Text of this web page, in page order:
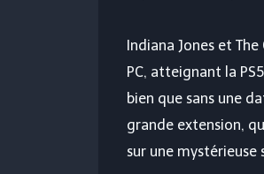
Indiana Jones et
PC, atteignant la
bien que sans une
grande extension,
sur une mystérieuse